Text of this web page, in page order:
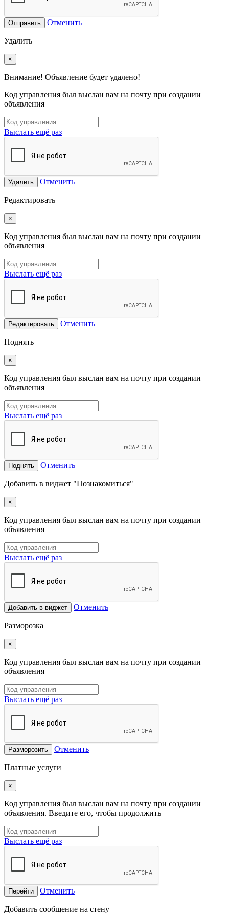
Отправить Отменить
Удалить
×
Внимание! Объявление будет удалено!
Код управления был выслан вам на почту при создании
объявления
Выслать ещё раз
Удалить Отменить
Редактировать
×
Код управления был выслан вам на почту при создании
объявления
Выслать ещё раз
Редактировать Отменить
Поднять
×
Код управления был выслан вам на почту при создании
объявления
Выслать ещё раз
Поднять Отменить
Добавить в виджет "Познакомиться"
×
Код управления был выслан вам на почту при создании
объявления
Выслать ещё раз
Добавить в виджет Отменить
Разморозка
×
Код управления был выслан вам на почту при создании
объявления
Выслать ещё раз
Разморозить Отменить
Платные услуги
×
Код управления был выслан вам на почту при создании
объявления. Введите его, чтобы продолжить
Выслать ещё раз
Перейти Отменить
Добавить сообщение на стену